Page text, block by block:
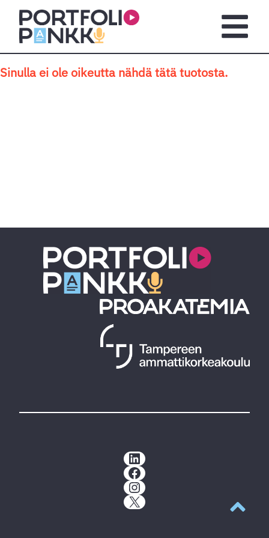
Siirry sisältöön
Sinulla ei ole oikeutta nähdä tätä tuotosta.
LinkedIn
Facebook
Instagram
X
Takaisin